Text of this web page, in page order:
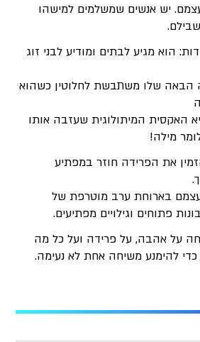
יש אנשים שמשלמים למישהו
הוא מגיע לבתים ומודיע לבני זוג
הבאה שלו משתבשת לחלוטין כשהוא
האקסית המיתולוגית שעזבה אותו
מילה!
את הפרידה חוזר במפתיע
בארוחת ערב מוטרפת של
פתוחים וגילויים מפתיעים.
על אהבה, על פרידה ועל כל מה
כדי להימנע משיחה אחת לא נעימה.